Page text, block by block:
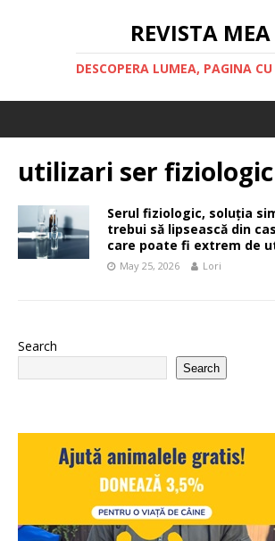
REVISTA MEA
DESCOPERA LUMEA, PAGINA
utilizari ser fiziologic
Serul fiziologic, soluția
trebui să lipsească din
care poate fi extrem de
May 25, 2026 Lori
Search
Search